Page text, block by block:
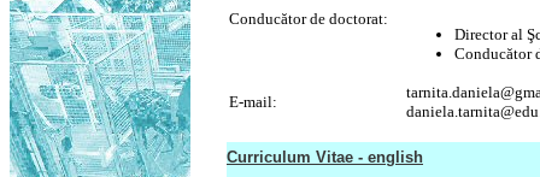
Conducător de doctorat:
Director al
Conducător
E-mail:
Curriculum Vitae - english